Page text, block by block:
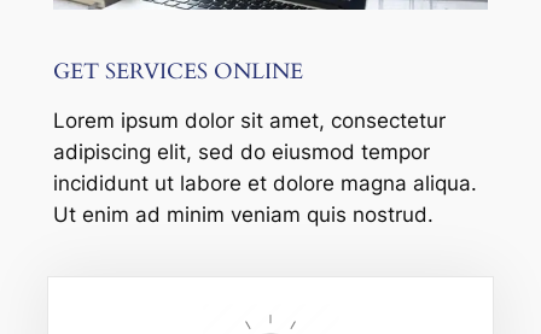
GET SERVICES ONLINE
Lorem ipsum dolor sit amet, consectetur
adipiscing elit, sed do eiusmod tempor
incididunt ut labore et dolore magna aliqua.
Ut enim ad minim veniam quis nostrud.